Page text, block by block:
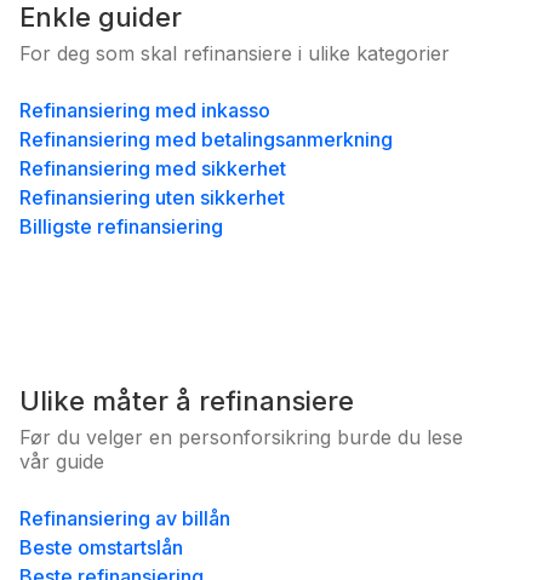
Enkle guider
For deg som skal refinansiere i ulike kategorier
Refinansiering med inkasso
Refinansiering med betalingsanmerkning
Refinansiering med sikkerhet
Refinansiering uten sikkerhet
Billigste refinansiering
Ulike måter å refinansiere
Før du velger en personforsikring burde du lese
vår guide
Refinansiering av billån
Beste omstartslån